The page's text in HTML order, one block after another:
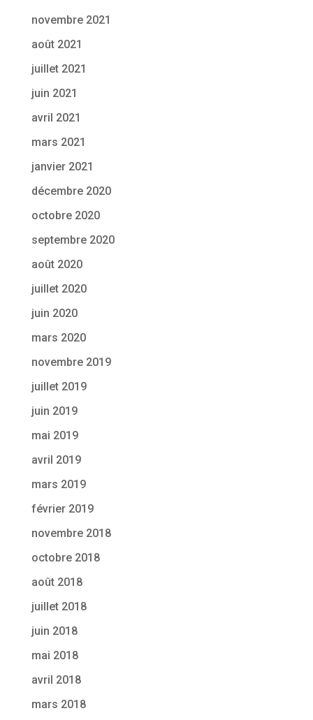
novembre 2021
août 2021
juillet 2021
juin 2021
avril 2021
mars 2021
janvier 2021
décembre 2020
octobre 2020
septembre 2020
août 2020
juillet 2020
juin 2020
mars 2020
novembre 2019
juillet 2019
juin 2019
mai 2019
avril 2019
mars 2019
février 2019
novembre 2018
octobre 2018
août 2018
juillet 2018
juin 2018
mai 2018
avril 2018
mars 2018